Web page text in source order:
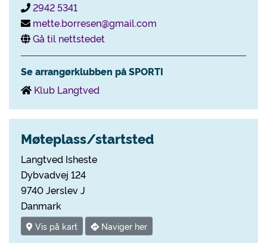
2942 5341
mette.borresen@gmail.com
Gå til nettstedet
Se arrangørklubben på SPORTI
Klub Langtved
Møteplass/startsted
Langtved Isheste
Dybvadvej 124
9740 Jerslev J
Danmark
Vis på kart Naviger her